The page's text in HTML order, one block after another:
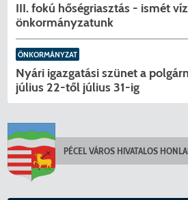
III. fokú hőségriasztás - ismét
önkormányzatunk
ÖNKORMÁNYZAT
Nyári igazgatási szünet a
július 22-től július 31-ig
PÉCEL VÁROS HIVATALOS